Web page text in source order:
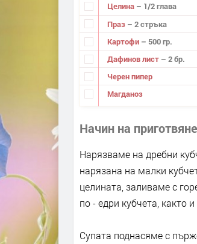
Целина – 1/2 глава
Праз – 2 стръка
Картофи – 500 гр.
Дафинов лист – 2 бр.
Черен пипер
Магданоз
Начин на приготвяне
Нарязваме на дребни
нарязана на малки
целината, заливаме с
по - едри кубчета, както
Супата поднасяме с